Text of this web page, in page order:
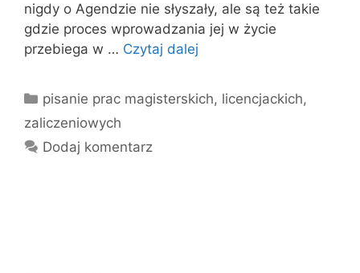
nigdy o Agendzie nie słyszały, ale są też takie
gdzie proces wprowadzania jej w życie
przebiega w … Czytaj dalej
Kategorie
pisanie prac magisterskich, licencjackich,
zaliczeniowych
Dodaj komentarz